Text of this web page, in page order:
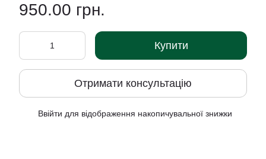
950.00 грн.
Купити
Отримати консультацію
Ввійти для відображення накопичувальної знижки